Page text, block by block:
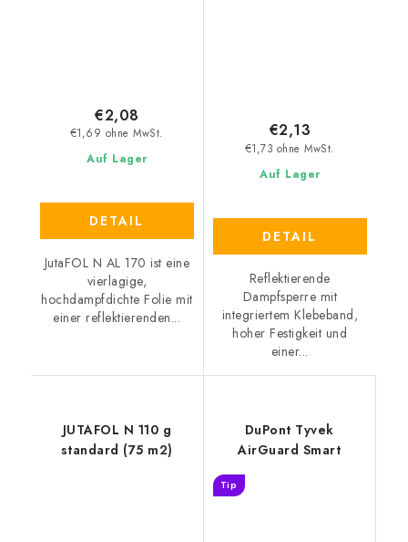
Auf Lager
€1,69 ohne MwSt.
€2,08
DETAIL
JutaFOL N AL 170 ist eine
vierlagige,
hochdampfdichte Folie mit
einer reflektierenden...
Auf Lager
€1,73 ohne MwSt.
€2,13
DETAIL
Reflektierende
Dampfsperre mit
integriertem Klebeband,
hoher Festigkeit und
einer...
JUTAFOL N 110 g
standard (75 m2)
DuPont Tyvek
AirGuard Smart
Tip